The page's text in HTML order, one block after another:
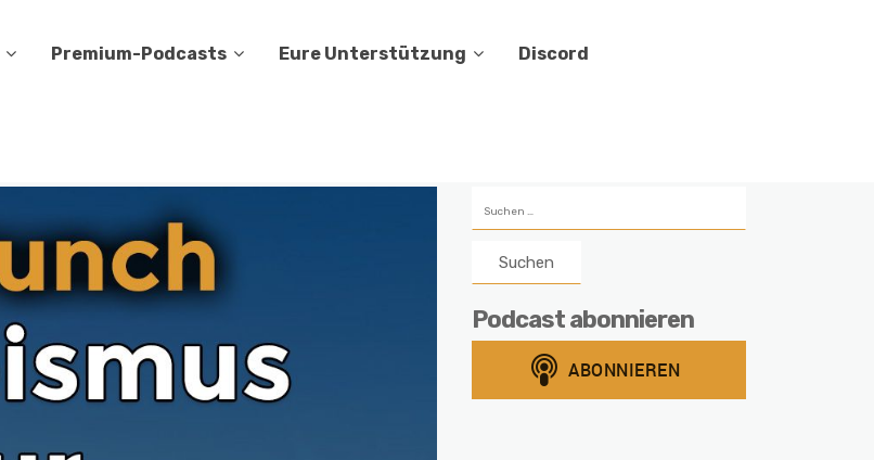
Premium-Podcasts Eure Unterstützung Discord
nach:
Podcast abonnieren